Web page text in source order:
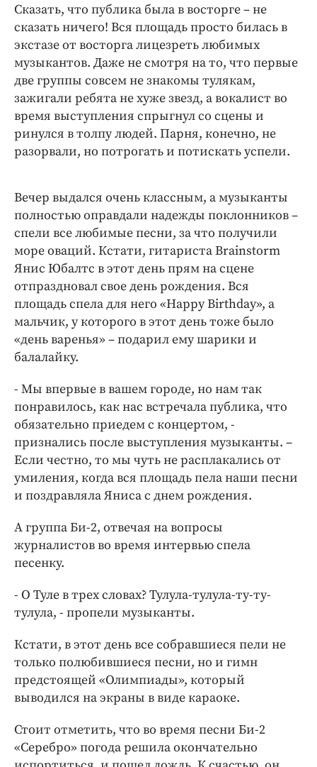
Сказать, что публика была в восторге – не
сказать ничего! Вся площадь просто билась в
экстазе от восторга лицезреть любимых
музыкантов. Даже не смотря на то, что первые
две группы совсем не знакомы тулякам,
зажигали ребята не хуже звезд, а вокалист во
время выступления спрыгнул со сцены и
ринулся в толпу людей. Парня, конечно, не
разорвали, но потрогать и потискать успели.
Вечер выдался очень классным, а музыканты
полностью оправдали надежды поклонников –
спели все любимые песни, за что получили
море оваций. Кстати, гитариста Brainstorm
Янис Юбалтс в этот день прям на сцене
отпраздновал свое день рождения. Вся
площадь спела для него «Happy Birthday», а
мальчик, у которого в этот день тоже было
«день варенья» – подарил ему шарики и
балалайку.
- Мы впервые в вашем городе, но нам так
понравилось, как нас встречала публика, что
обязательно приедем с концертом, -
признались после выступления музыканты. –
Если честно, то мы чуть не расплакались от
умиления, когда вся площадь пела наши песни
и поздравляла Яниса с днем рождения.
А группа Би-2, отвечая на вопросы
журналистов во время интервью спела
песенку.
- О Туле в трех словах? Тулула-тулула-ту-ту-
тулула, - пропели музыканты.
Кстати, в этот день все собравшиеся пели не
только полюбившиеся песни, но и гимн
предстоящей «Олимпиады», который
выводился на экраны в виде караоке.
Стоит отметить, что во время песни Би-2
«Серебро» погода решила окончательно